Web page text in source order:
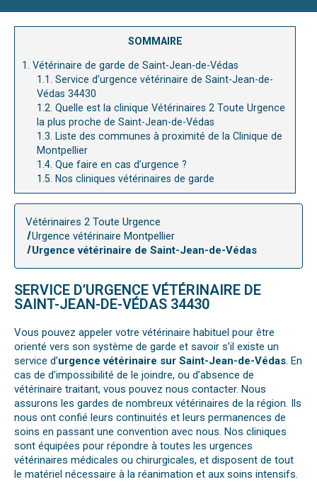
SOMMAIRE
1. Vétérinaire de garde de Saint-Jean-de-Védas
1.1. Service d’urgence vétérinaire de Saint-Jean-de-
Védas 34430
1.2. Quelle est la clinique Vétérinaires 2 Toute Urgence
la plus proche de Saint-Jean-de-Védas
1.3. Liste des communes à proximité de la Clinique de
Montpellier
1.4. Que faire en cas d’urgence ?
1.5. Nos cliniques vétérinaires de garde
Vétérinaires 2 Toute Urgence
Urgence vétérinaire Montpellier
Urgence vétérinaire de Saint-Jean-de-Védas
SERVICE D’URGENCE VÉTÉRINAIRE DE
SAINT-JEAN-DE-VÉDAS 34430
Vous pouvez appeler votre vétérinaire habituel pour être
orienté vers son système de garde et savoir s’il existe un
service d’urgence vétérinaire sur Saint-Jean-de-Védas. En
cas de d’impossibilité de le joindre, ou d’absence de
vétérinaire traitant, vous pouvez nous contacter. Nous
assurons les gardes de nombreux vétérinaires de la région. Ils
nous ont confié leurs continuités et leurs permanences de
soins en passant une convention avec nous. Nos cliniques
sont équipées pour répondre à toutes les urgences
vétérinaires médicales ou chirurgicales, et disposent de tout
le matériel nécessaire à la réanimation et aux soins intensifs.